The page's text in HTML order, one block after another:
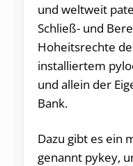
und weltweit
Schließ- und
Hoheitsrechte
installiertem
und allein der
Bank.
Dazu gibt es ein
genannt pykey,